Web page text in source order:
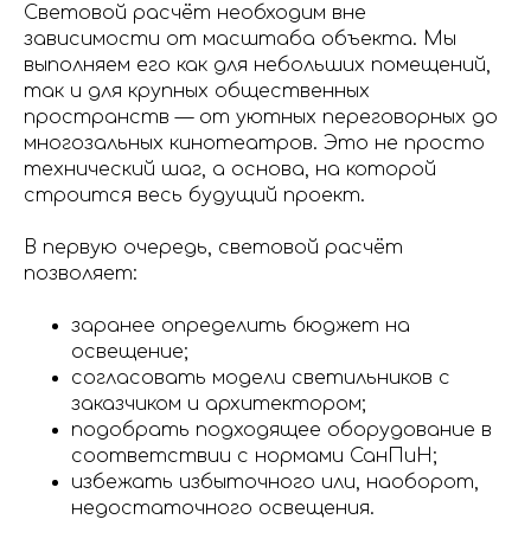
Световой расчёт необходим вне
зависимости от масштаба объекта. Мы
выполняем его как для небольших помещений,
так и для крупных общественных
пространств — от уютных переговорных до
многозальных кинотеатров. Это не просто
технический шаг, а основа, на которой
строится весь будущий проект.
В первую очередь, световой расчёт
позволяет:
заранее определить бюджет на
освещение;
согласовать модели светильников с
заказчиком и архитектором;
подобрать подходящее оборудование в
соответствии с нормами СанПиН;
избежать избыточного или, наоборот,
недостаточного освещения.